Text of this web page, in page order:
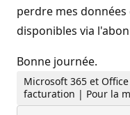
perdre mes
disponibles via
Bonne journée.
Microsoft 365 et
facturation | Pour la